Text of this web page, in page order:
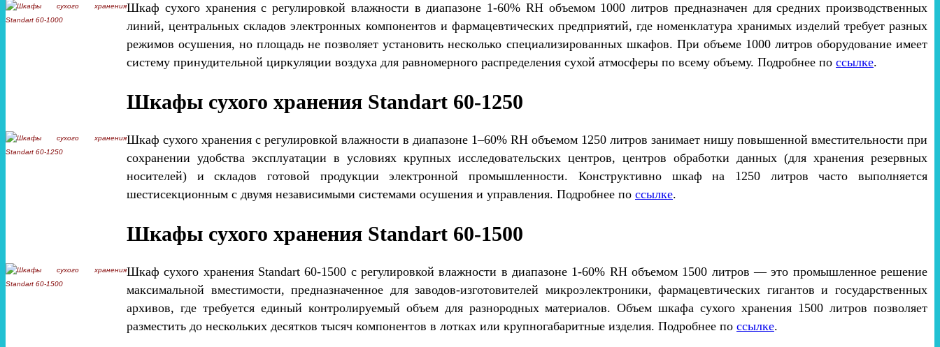
Шкаф сухого хранения с регулировкой влажности в диапазоне 1-60% RH объемом 1000 литров предназначен для средних производственных
линий, центральных складов электронных компонентов и фармацевтических предприятий, где номенклатура хранимых изделий требует разных
режимов осушения, но площадь не позволяет установить несколько специализированных шкафов. При объеме 1000 литров оборудование имеет
систему принудительной циркуляции воздуха для равномерного распределения сухой атмосферы по всему объему. Подробнее по ссылке.
Шкафы сухого хранения Standart 60-1250
Шкаф сухого хранения с регулировкой влажности в диапазоне 1–60% RH объемом 1250 литров занимает нишу повышенной вместительности при
сохранении удобства эксплуатации в условиях крупных исследовательских центров, центров обработки данных (для хранения резервных
носителей) и складов готовой продукции электронной промышленности. Конструктивно шкаф на 1250 литров часто выполняется
шестисекционным с двумя независимыми системами осушения и управления. Подробнее по ссылке.
Шкафы сухого хранения Standart 60-1500
Шкаф сухого хранения Standart 60-1500 с регулировкой влажности в диапазоне 1-60% RH объемом 1500 литров — это промышленное решение
максимальной вместимости, предназначенное для заводов-изготовителей микроэлектроники, фармацевтических гигантов и государственных
архивов, где требуется единый контролируемый объем для разнородных материалов. Объем шкафа сухого хранения 1500 литров позволяет
разместить до нескольких десятков тысяч компонентов в лотках или крупногабаритные изделия. Подробнее по ссылке.